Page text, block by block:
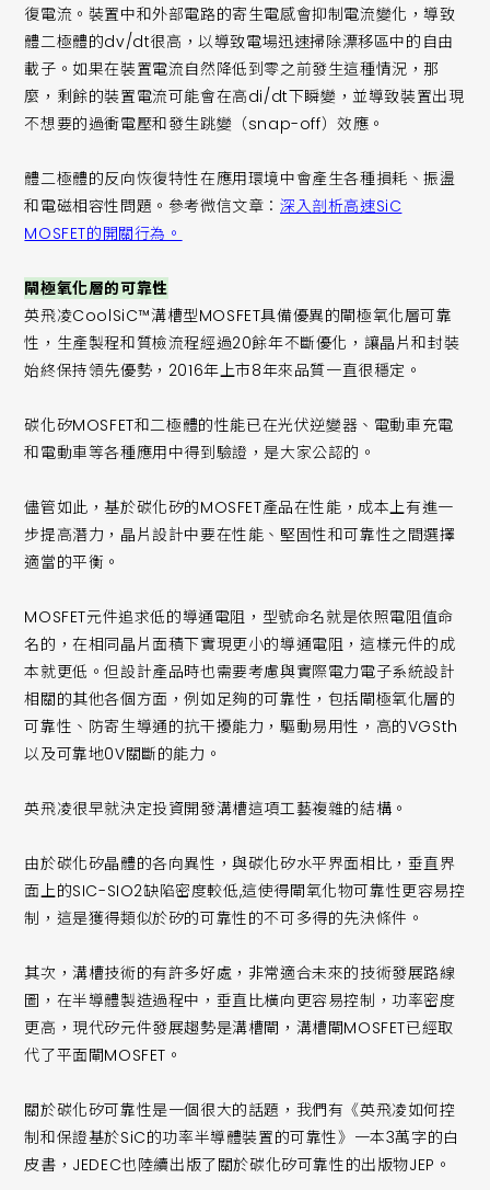
復電流。裝置中和外部電路的寄生電感會抑制電流變化，導致
體二極體的dv/dt很高，以導致電場迅速掃除漂移區中的自由
載子。如果在裝置電流自然降低到零之前發生這種情況，那
麼，剩餘的裝置電流可能會在高di/dt下瞬變，並導致裝置出現
不想要的過衝電壓和發生跳變（snap-off）效應。
體二極體的反向恢復特性在應用環境中會產生各種損耗、振盪
和電磁相容性問題。參考微信文章：深入剖析高速SiC
MOSFET的開關行為。
閘極氧化層的可靠性
英飛凌CoolSiC™溝槽型MOSFET具備優異的閘極氧化層可靠
性，生產製程和質檢流程經過20餘年不斷優化，讓晶片和封裝
始終保持領先優勢，2016年上市8年來品質一直很穩定。
碳化矽MOSFET和二極體的性能已在光伏逆變器、電動車充電
和電動車等各種應用中得到驗證，是大家公認的。
儘管如此，基於碳化矽的MOSFET產品在性能，成本上有進一
步提高潛力，晶片設計中要在性能、堅固性和可靠性之間選擇
適當的平衡。
MOSFET元件追求低的導通電阻，型號命名就是依照電阻值命
名的，在相同晶片面積下實現更小的導通電阻，這樣元件的成
本就更低。但設計產品時也需要考慮與實際電力電子系統設計
相關的其他各個方面，例如足夠的可靠性，包括閘極氧化層的
可靠性、防寄生導通的抗干擾能力，驅動易用性，高的VGSth
以及可靠地0V關斷的能力。
英飛凌很早就決定投資開發溝槽這項工藝複雜的結構。
由於碳化矽晶體的各向異性，與碳化矽水平界面相比，垂直界
面上的SIC-SIO2缺陷密度較低,這使得閘氧化物可靠性更容易控
制，這是獲得類似於矽的可靠性的不可多得的先決條件。
其次，溝槽技術的有許多好處，非常適合未來的技術發展路線
圖，在半導體製造過程中，垂直比橫向更容易控制，功率密度
更高，現代矽元件發展趨勢是溝槽閘，溝槽閘MOSFET已經取
代了平面閘MOSFET。
關於碳化矽可靠性是一個很大的話題，我們有《英飛凌如何控
制和保證基於SiC的功率半導體裝置的可靠性》一本3萬字的白
皮書，JEDEC也陸續出版了關於碳化矽可靠性的出版物JEP。